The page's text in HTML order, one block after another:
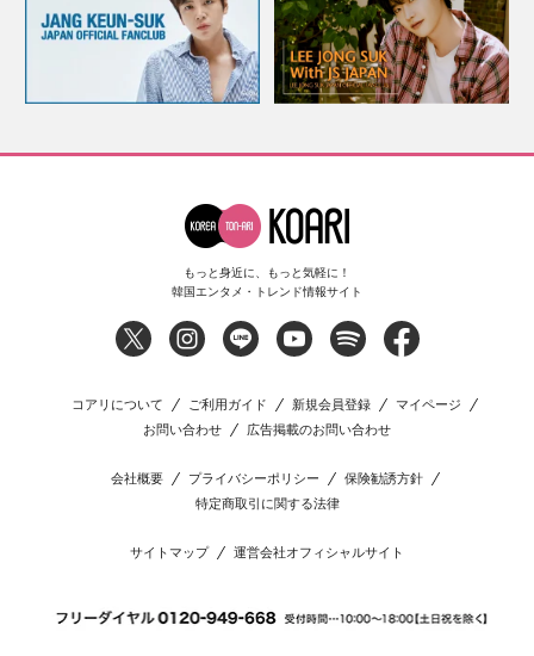
もっと身近に、もっと気軽に！
韓国エンタメ・トレンド情報サイト
コアリについて ご利用ガイド 新規会員登録
マイページ
お問い合わせ
広告掲載のお問い合わせ
会社概要 プライバシーポリシー
保険勧誘方針
特定商取引に関する法律
サイトマップ 運営会社オフィシャルサイト